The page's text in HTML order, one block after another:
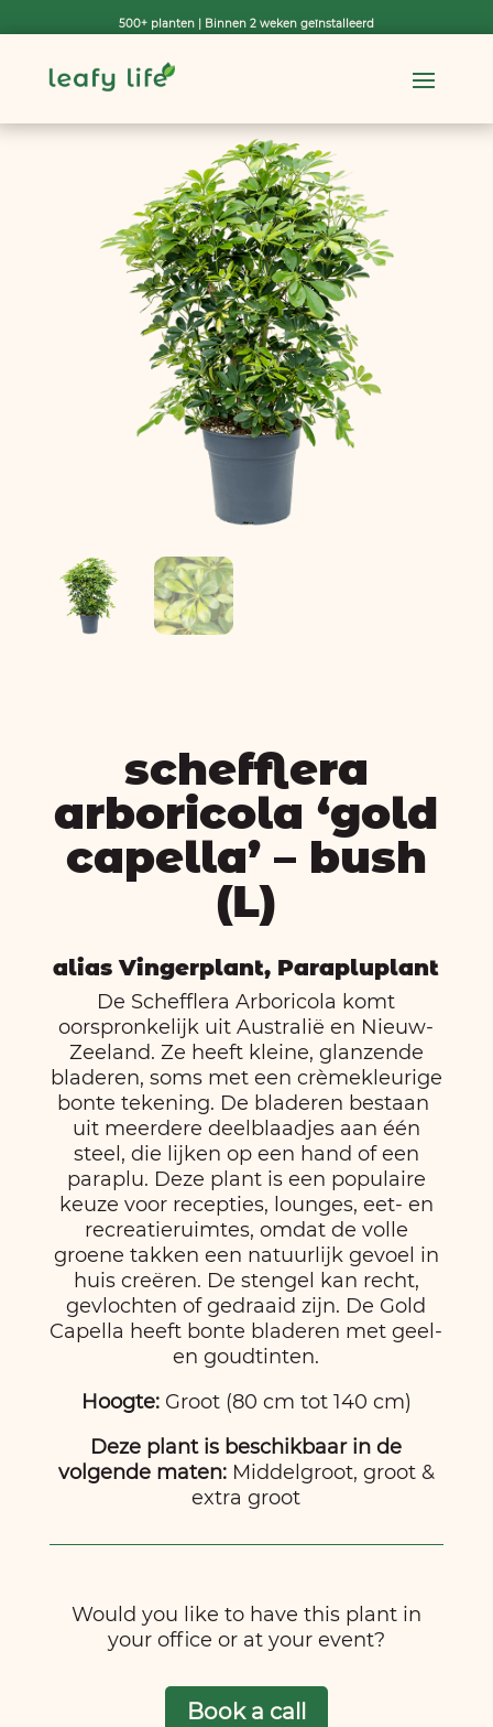
schefflera
arboricola ‘gold
capella’ – bush
(L)
alias Vingerplant, Parapluplant
De Schefflera Arboricola komt
oorspronkelijk uit Australië en Nieuw-
Zeeland. Ze heeft kleine, glanzende
bladeren, soms met een crèmekleurige
bonte tekening. De bladeren bestaan ​​
uit meerdere deelblaadjes aan één
steel, die lijken op een hand of een
paraplu. Deze plant is een populaire
keuze voor recepties, lounges, eet- en
recreatieruimtes, omdat de volle
groene takken een natuurlijk gevoel in
huis creëren. De stengel kan recht,
gevlochten of gedraaid zijn. De Gold
Capella heeft bonte bladeren met geel-
en goudtinten.
Hoogte:Groot (80 cm tot 140 cm)
Deze plant is beschikbaar in de
volgende maten:Middelgroot, groot &
extra groot
Would you like to have this plant in
your office or at your event?
Book a call
500+ planten | Binnen 2 weken geïnstalleerd